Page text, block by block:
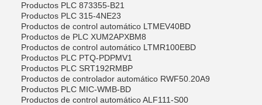
Productos PLC 873355-B21
Productos PLC 315-4NE23
Productos de control automático LTMEV40BD
Productos de PLC XUM2APXBM8
Productos de control automático LTMR100EBD
Productos PLC PTQ-PDPMV1
Productos PLC SRT192RMBP
Productos de controlador automático RWF50.20A9
Productos PLC MIC-WMB-BD
Productos de control automático ALF111-S00